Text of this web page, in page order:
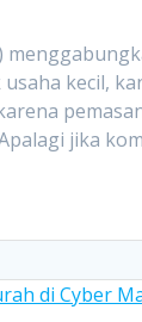
kecil,
jika